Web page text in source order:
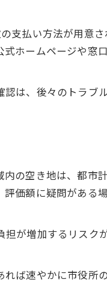
支払い方法が用意
ホームページや窓
は、後々のトラブ
の空き地は、都市
価額に疑問がある
が増加するリスク
ば速やかに市役所